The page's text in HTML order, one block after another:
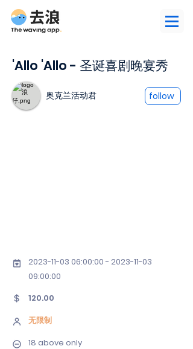
'Allo 'Allo - 圣诞喜剧晚宴秀
奥克兰活动君 follow
2023-11-03 06:00:00 - 2023-11-03
09:00:00
120.00
无限制
18 above only